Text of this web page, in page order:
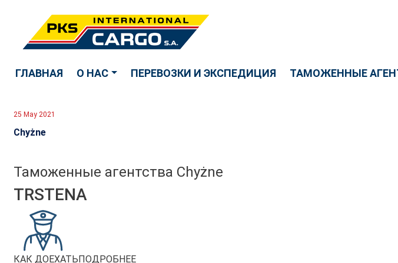
ГЛАВНАЯ О НАС ПЕРЕВОЗКИ И ЭКСПЕДИЦИЯ ТАМОЖЕННЫЕ
25 May 2021
Chyżne
Таможенные агентства Chyżne
TRSTENA
КАК ДОЕХАТЬПОДРОБНЕЕ